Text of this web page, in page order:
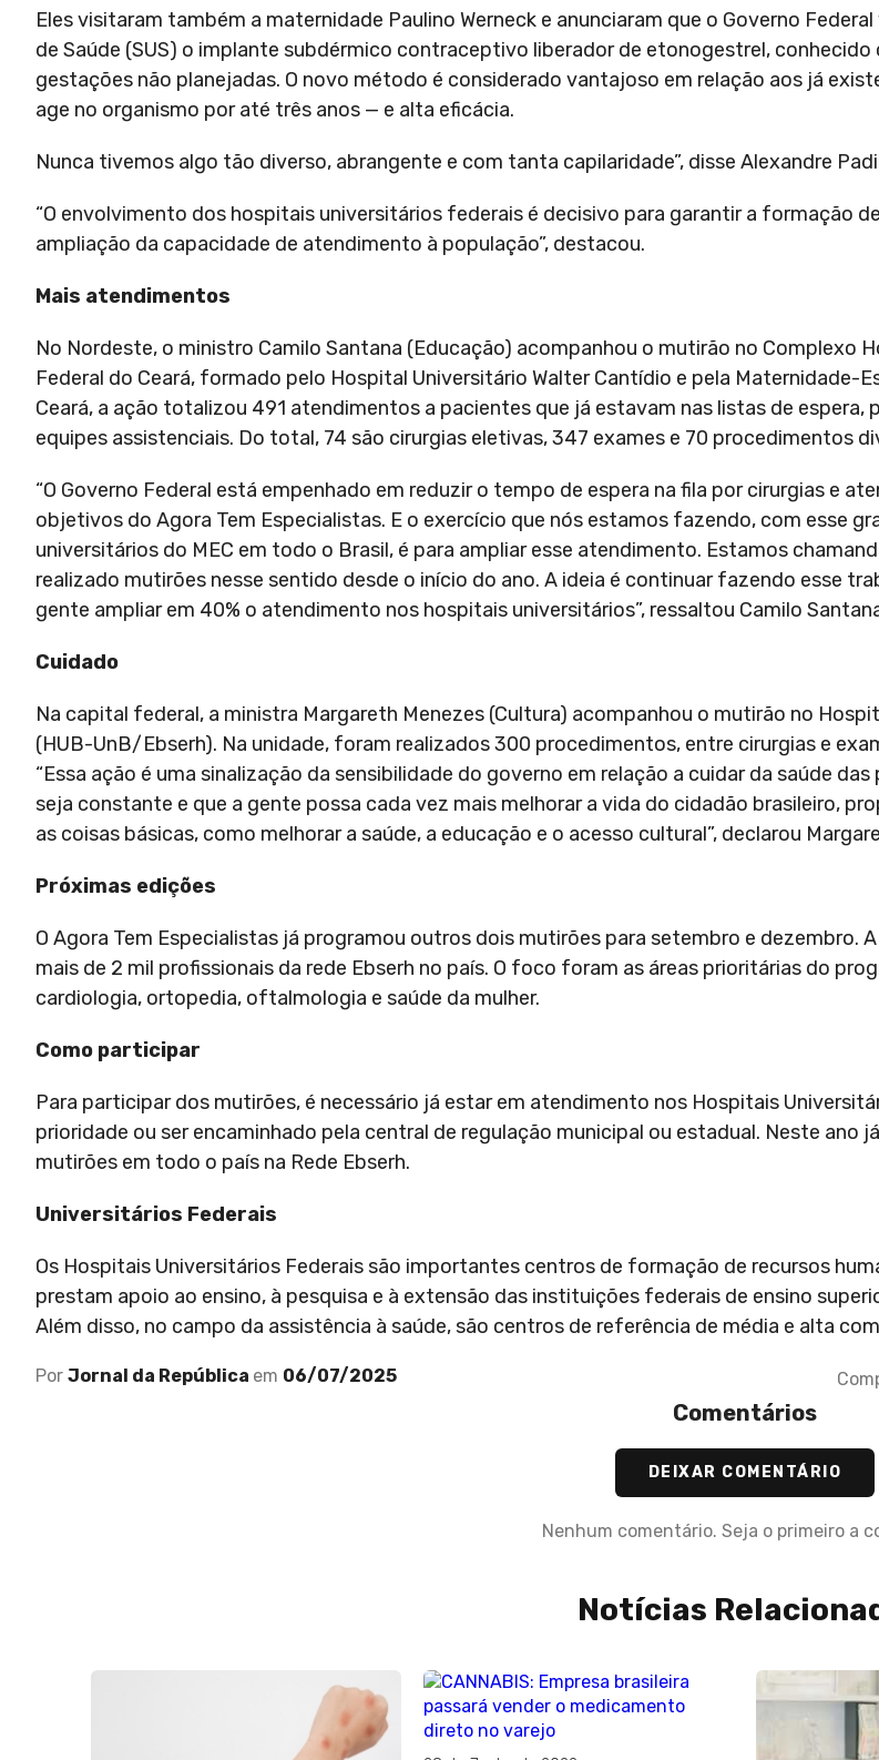
Eles visitaram também a maternidade Paulino Werneck e anunciaram que o Governo
de Saúde (SUS) o implante subdérmico contraceptivo liberador de etonogestrel, conhecido
gestações não planejadas. O novo método é considerado vantajoso em relação aos já
age no organismo por até três anos — e alta eficácia.
Nunca tivemos algo tão diverso, abrangente e com tanta capilaridade”, disse Alexandre
“O envolvimento dos hospitais universitários federais é decisivo para garantir a formação
ampliação da capacidade de atendimento à população”, destacou.
Mais atendimentos
No Nordeste, o ministro Camilo Santana (Educação) acompanhou o mutirão no Complexo
Federal do Ceará, formado pelo Hospital Universitário Walter Cantídio e pela Maternidade-
Ceará, a ação totalizou 491 atendimentos a pacientes que já estavam nas listas de espera,
equipes assistenciais. Do total, 74 são cirurgias eletivas, 347 exames e 70 procedimentos
“O Governo Federal está empenhado em reduzir o tempo de espera na fila por cirurgias e
objetivos do Agora Tem Especialistas. E o exercício que nós estamos fazendo, com esse
universitários do MEC em todo o Brasil, é para ampliar esse atendimento. Estamos
realizado mutirões nesse sentido desde o início do ano. A ideia é continuar fazendo esse
gente ampliar em 40% o atendimento nos hospitais universitários”, ressaltou Camilo
Cuidado
Na capital federal, a ministra Margareth Menezes (Cultura) acompanhou o mutirão no
(HUB-UnB/Ebserh). Na unidade, foram realizados 300 procedimentos, entre cirurgias e
“Essa ação é uma sinalização da sensibilidade do governo em relação a cuidar da saúde das
seja constante e que a gente possa cada vez mais melhorar a vida do cidadão brasileiro,
as coisas básicas, como melhorar a saúde, a educação e o acesso cultural”, declarou
Próximas edições
O Agora Tem Especialistas já programou outros dois mutirões para setembro e dezembro.
mais de 2 mil profissionais da rede Ebserh no país. O foco foram as áreas prioritárias do
cardiologia, ortopedia, oftalmologia e saúde da mulher.
Como participar
Para participar dos mutirões, é necessário já estar em atendimento nos Hospitais
prioridade ou ser encaminhado pela central de regulação municipal ou estadual. Neste ano
mutirões em todo o país na Rede Ebserh.
Universitários Federais
Os Hospitais Universitários Federais são importantes centros de formação de recursos
prestam apoio ao ensino, à pesquisa e à extensão das instituições federais de ensino
Além disso, no campo da assistência à saúde, são centros de referência de média e alta
Por Jornal da República em 06/07/2025
Comentários
DEIXAR COMENTÁRIO
Nenhum comentário. Seja o primeiro a
Notícias